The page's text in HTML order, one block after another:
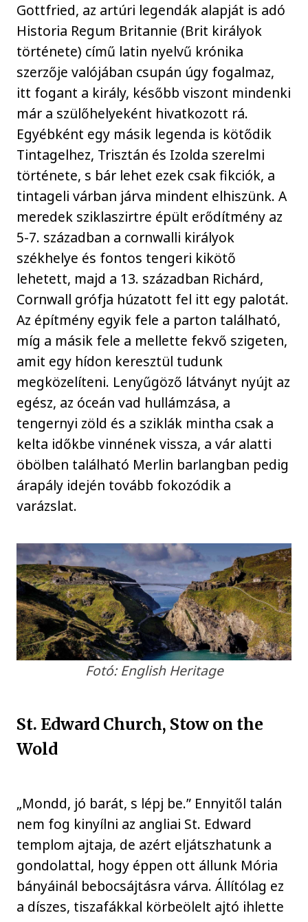
Gottfried, az artúri legendák alapját is adó
Historia Regum Britannie (Brit királyok
története) című latin nyelvű krónika
szerzője valójában csupán úgy fogalmaz,
itt fogant a király, később viszont mindenki
már a szülőhelyeként hivatkozott rá.
Egyébként egy másik legenda is kötődik
Tintagelhez, Trisztán és Izolda szerelmi
története, s bár lehet ezek csak fikciók, a
tintageli várban járva mindent elhiszünk. A
meredek sziklaszirtre épült erődítmény az
5-7. században a cornwalli királyok
székhelye és fontos tengeri kikötő
lehetett, majd a 13. században Richárd,
Cornwall grófja húzatott fel itt egy palotát.
Az építmény egyik fele a parton található,
míg a másik fele a mellette fekvő szigeten,
amit egy hídon keresztül tudunk
megközelíteni. Lenyűgöző látványt nyújt az
egész, az óceán vad hullámzása, a
tengernyi zöld és a sziklák mintha csak a
kelta időkbe vinnének vissza, a vár alatti
öbölben található Merlin barlangban pedig
árapály idején tovább fokozódik a
varázslat.
Fotó: English Heritage
St. Edward Church, Stow on the
Wold
„Mondd, jó barát, s lépj be.” Ennyitől talán
nem fog kinyílni az angliai St. Edward
templom ajtaja, de azért eljátszhatunk a
gondolattal, hogy éppen ott állunk Mória
bányáinál bebocsájtásra várva. Állítólag ez
a díszes, tiszafákkal körbeölelt ajtó ihlette